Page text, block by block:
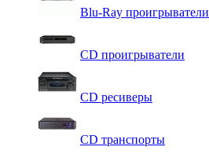
Blu-Ray проигрыватели
CD проигрыватели
CD ресиверы
CD транспорты